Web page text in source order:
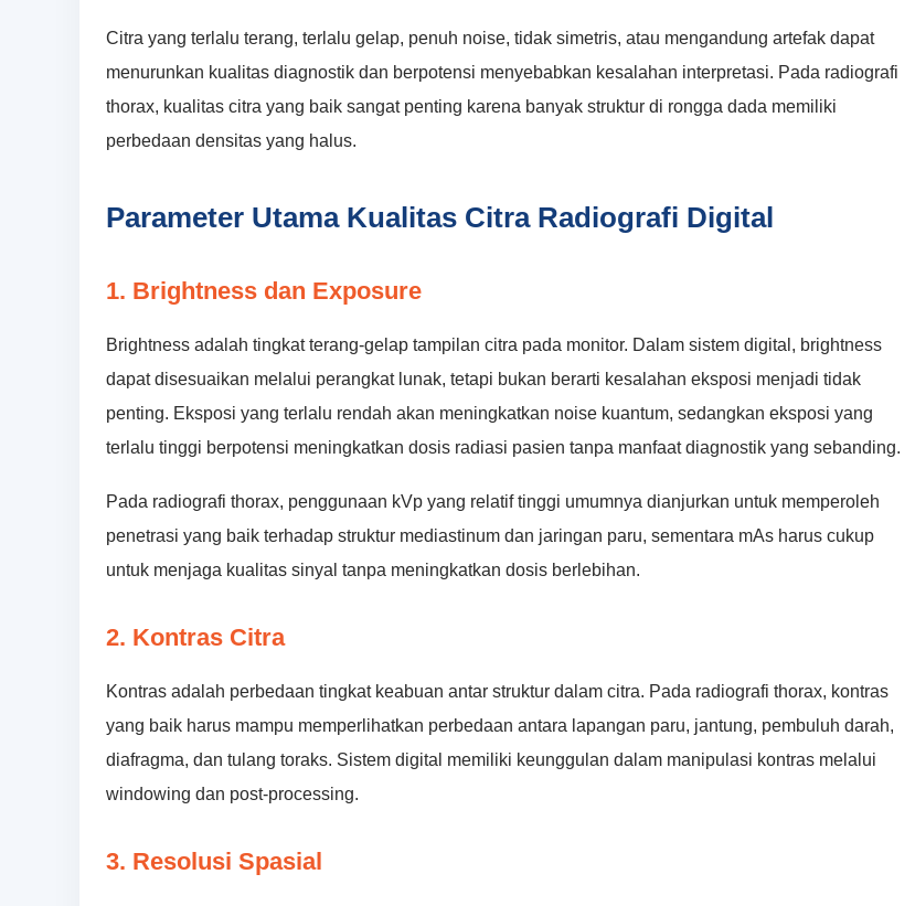
Citra yang terlalu terang, terlalu gelap, penuh noise, tidak simetris, atau mengandung artefak dapat
menurunkan kualitas diagnostik dan berpotensi menyebabkan kesalahan interpretasi. Pada radiografi
thorax, kualitas citra yang baik sangat penting karena banyak struktur di rongga dada memiliki
perbedaan densitas yang halus.
Parameter Utama Kualitas Citra Radiografi Digital
1. Brightness dan Exposure
Brightness adalah tingkat terang-gelap tampilan citra pada monitor. Dalam sistem digital, brightness
dapat disesuaikan melalui perangkat lunak, tetapi bukan berarti kesalahan eksposi menjadi tidak
penting. Eksposi yang terlalu rendah akan meningkatkan noise kuantum, sedangkan eksposi yang
terlalu tinggi berpotensi meningkatkan dosis radiasi pasien tanpa manfaat diagnostik yang sebanding.
Pada radiografi thorax, penggunaan kVp yang relatif tinggi umumnya dianjurkan untuk memperoleh
penetrasi yang baik terhadap struktur mediastinum dan jaringan paru, sementara mAs harus cukup
untuk menjaga kualitas sinyal tanpa meningkatkan dosis berlebihan.
2. Kontras Citra
Kontras adalah perbedaan tingkat keabuan antar struktur dalam citra. Pada radiografi thorax, kontras
yang baik harus mampu memperlihatkan perbedaan antara lapangan paru, jantung, pembuluh darah,
diafragma, dan tulang toraks. Sistem digital memiliki keunggulan dalam manipulasi kontras melalui
windowing dan post-processing.
3. Resolusi Spasial